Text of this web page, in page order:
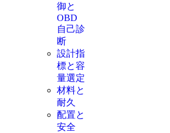
御と
OBD
自己診
断
設計指
標と容
量選定
材料と
耐久
配置と
安全